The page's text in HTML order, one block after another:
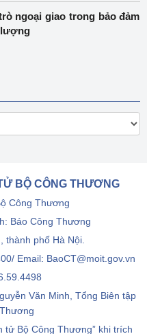
ngoại giao trong bảo đảm
lượng
BỘ CÔNG THƯƠNG
Công Thương
Báo Công Thương
thành phố Hà Nội.
Email: BaoCT@moit.gov.vn
Văn Minh, Tổng Biên tập
tử Bộ Công Thương” khi trích